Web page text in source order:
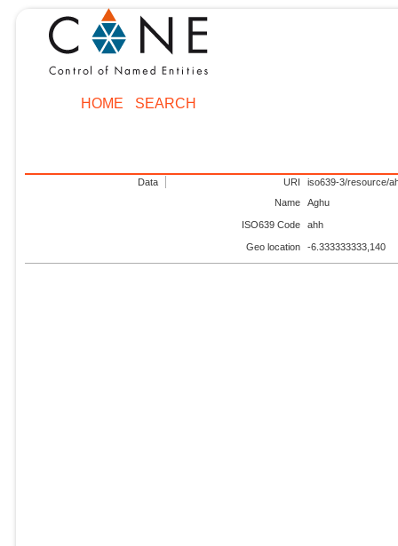
HOME SEARCH
Data URI
iso639-3/resource/
Name
Aghu
ISO639 Code ahh
Geo location -6.333333333,140